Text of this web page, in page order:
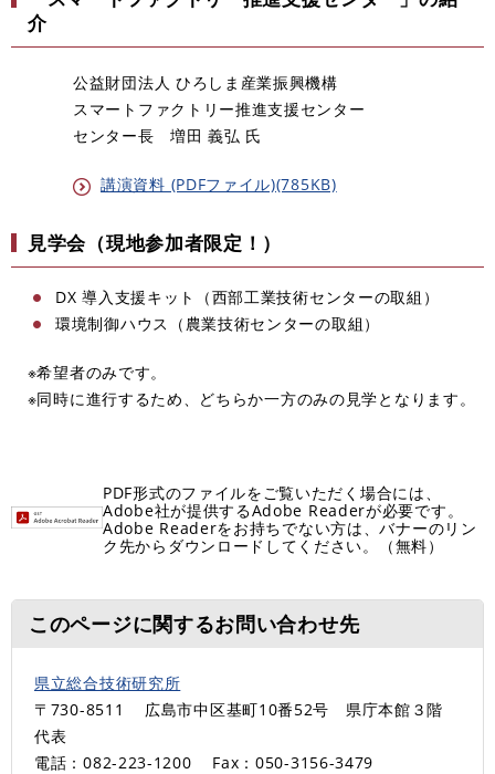
介
公益財団法人 ひろしま産業振興機構
スマートファクトリー推進支援センター
センター長 増田 義弘 氏
講演資料 (PDFファイル)(785KB)
見学会（現地参加者限定！）
DX 導入支援キット（西部工業技術センターの取組）
環境制御ハウス（農業技術センターの取組）
※希望者のみです。
※同時に進行するため、どちらか一方のみの見学となります。
PDF形式のファイルをご覧いただく場合には、
Adobe社が提供するAdobe Readerが必要です。
Adobe Readerをお持ちでない方は、バナーのリン
ク先からダウンロードしてください。（無料）
このページに関するお問い合わせ先
県立総合技術研究所
〒730-8511
広島市中区基町10番52号 県庁本館３階
代表
電話：082-223-1200
Fax：050-3156-3479